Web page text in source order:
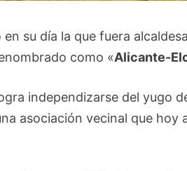
su día la que fuera
como «Alicante-
independizarse del yugo
asociación vecinal que hoy